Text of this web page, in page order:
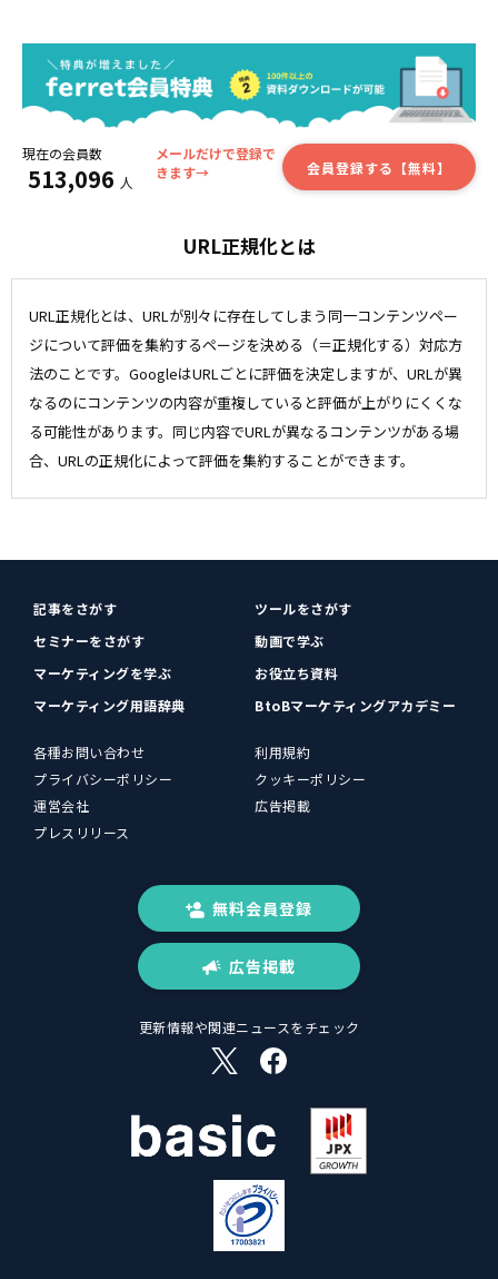
現在の会員数
513,096 人
メールだけで登録で
きます→
会員登録する【無料】
URL正規化とは
URL正規化とは、URLが別々に存在してしまう同一コンテンツペー
ジについて評価を集約するページを決める（＝正規化する）対応方
法のことです。GoogleはURLごとに評価を決定しますが、URLが異
なるのにコンテンツの内容が重複していると評価が上がりにくくな
る可能性があります。同じ内容でURLが異なるコンテンツがある場
合、URLの正規化によって評価を集約することができます。
記事をさがす
ツールをさがす
セミナーをさがす
動画で学ぶ
マーケティングを学ぶ
お役立ち資料
マーケティング用語辞典
BtoBマーケティングアカデミー
各種お問い合わせ
利用規約
プライバシーポリシー
クッキーポリシー
運営会社
広告掲載
プレスリリース
無料会員登録
広告掲載
更新情報や関連ニュースをチェック